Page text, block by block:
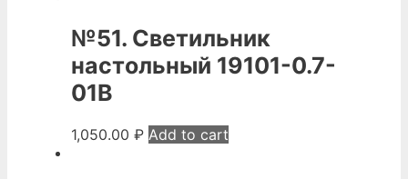
№51. Светильник
настольный 19101-0.7-
01B
1,050.00 ₽ Add to cart